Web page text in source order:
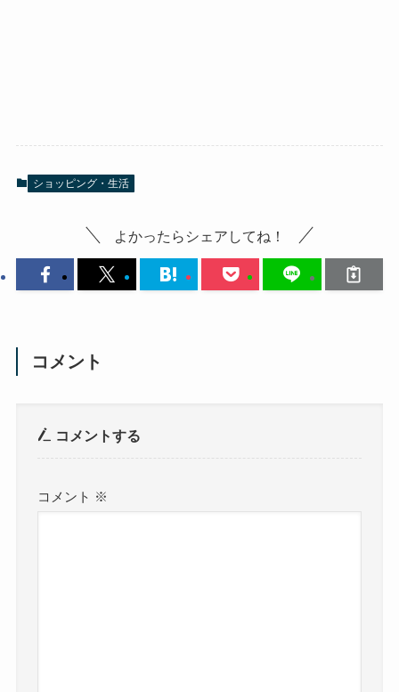
ショッピング・生活
よかったらシェアしてね！
コメント
コメントする
コメント ※